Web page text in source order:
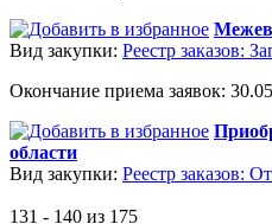
Вид закупки: Реестр заказов:
Окончание приема заявок:
области
Вид закупки: Реестр заказов:
131 - 140 из 175